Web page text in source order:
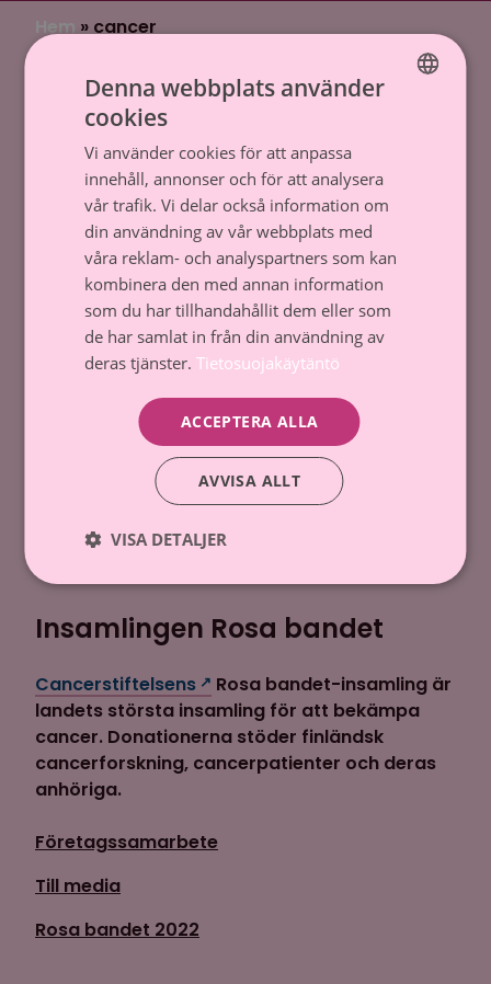
Hem » cancer
Cancerstiftelsen sr (FO-nummer 0237165-7)
Backasgatan 2, 00500 Helsingfors,
Dataskydd och register
Tillstånd till penninginsamling
Kontakta oss
Donera
Gör en donation
Donera via telefon
Starta en egen insamling
Insamlingen Rosa bandet
Cancerstiftelsens
Rosa bandet-insamling är
landets största insamling för att bekämpa
cancer. Donationerna stöder finländsk
cancerforskning, cancerpatienter och deras
anhöriga.
Företagssamarbete
Till media
Rosa bandet 2022
Denna webbplats använder
cookies
Vi använder cookies för att anpassa
innehåll, annonser och för att analysera
vår trafik. Vi delar också information om
din användning av vår webbplats med
våra reklam- och analyspartners som kan
kombinera den med annan information
som du har tillhandahållit dem eller som
de har samlat in från din användning av
deras tjänster. Tietosuojakäytäntö
ACCEPTERA ALLA
AVVISA ALLT
VISA DETALJER